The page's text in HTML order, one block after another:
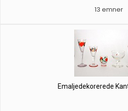
13 emner
Emaljedekorerede